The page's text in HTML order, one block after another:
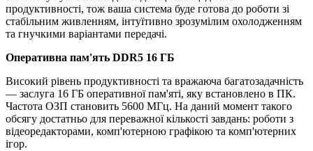
продуктивності, тож ваша система буде готова до роботи зі
стабільним живленням, інтуїтивно зрозумілим охолодженням
та гнучкими варіантами передачі.
Оперативна пам'ять DDR5 16 ГБ
Високий рівень продуктивності та вражаюча багатозадачність
— заслуга 16 ГБ оперативної пам'яті, яку встановлено в ПК.
Частота ОЗП становить 5600 МГц. На даний момент такого
обсягу достатньо для переважної кількості завдань: роботи з
відеоредакторами, комп'ютерною графікою та комп'ютерних
ігор.